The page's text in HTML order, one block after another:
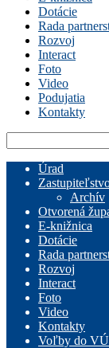
Dotácie
Rada
Rozvoj
Interact
Foto
Video
Podujatia
Kontakty
Úrad
Archív
Otvorená
E-knižnica
Dotácie
Rada
Rozvoj
Interact
Foto
Video
Kontakty
Voľby do